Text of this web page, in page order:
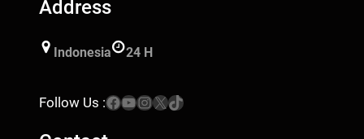
Address
Indonesia 24 H
Follow Us :Facebook YouTube Instagram X TikTok